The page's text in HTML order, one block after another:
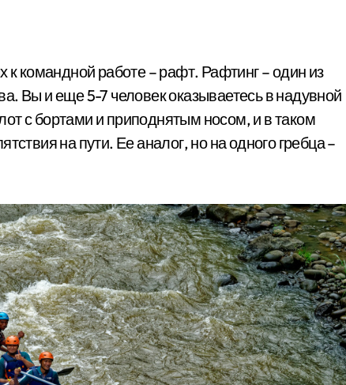
командной работе – рафт. Рафтинг – один из
Вы и еще 5-7 человек оказываетесь в надувной
с бортами и приподнятым носом, и в таком
на пути. Ее аналог, но на одного гребца –